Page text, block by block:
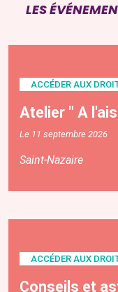
LES
ACCÉDER AUX
Atelier " A
Le 11 septembre 2026
Saint-Nazaire
ACCÉDER AUX
Conseils et